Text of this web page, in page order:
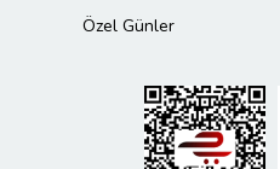
Özel Günler